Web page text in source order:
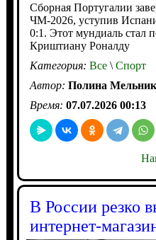
Сборная Португалии
ЧМ-2026, уступив
0:1. Этот мундиаль стал
Криштиану Роналду
Категория: Все\Спорт
Автор: Полина
Время: 07.07.2026 00:13
В России резко